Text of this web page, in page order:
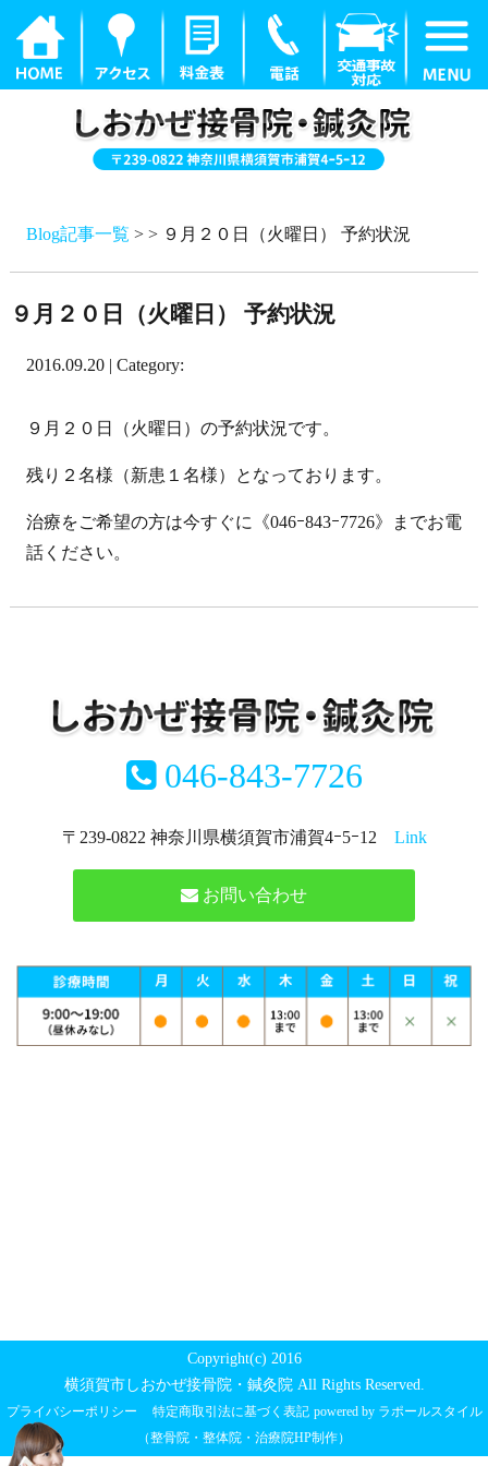
Blog記事一覧 > > ９月２０日（火曜日） 予約状況
９月２０日（火曜日） 予約状況
2016.09.20 | Category:
９月２０日（火曜日）の予約状況です。
残り２名様（新患１名様）となっております。
治療をご希望の方は今すぐに《046ｰ843ｰ7726》までお電
話ください。
046-843-7726
〒239-0822 神奈川県横須賀市浦賀4ｰ5ｰ12 Link
お問い合わせ
Copyright(c) 2016
横須賀市しおかぜ接骨院・鍼灸院 All Rights Reserved.
プライバシーポリシー 特定商取引法に基づく表記 powered by ラポールスタイル
（整骨院・整体院・治療院HP制作）